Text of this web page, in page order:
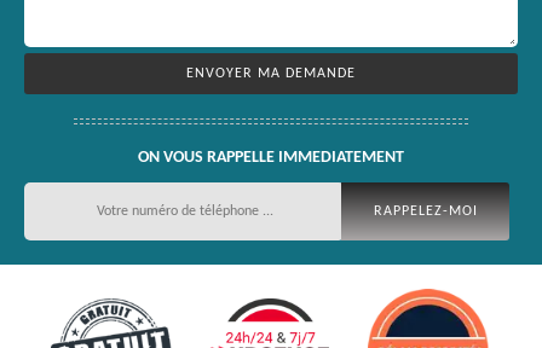
ON VOUS RAPPELLE IMMEDIATEMENT